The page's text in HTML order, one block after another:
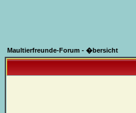
Maultierfreunde-Forum - �bersicht